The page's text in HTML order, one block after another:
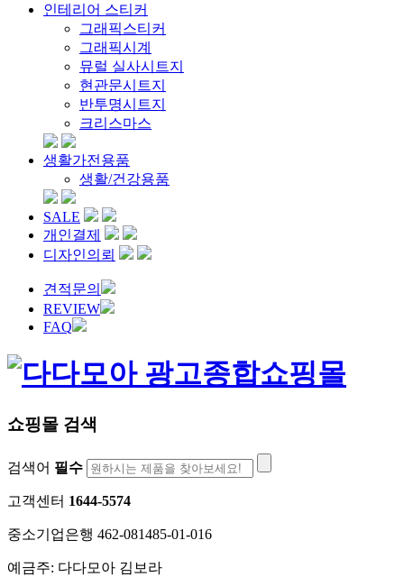
인테리어 스티커
그래픽스티커
그래픽시계
뮤럴 실사시트지
현관문시트지
반투명시트지
크리스마스
생활가전용품
생활/건강용품
SALE
개인결제
디자인의뢰
견적문의
REVIEW
FAQ
쇼핑몰 검색
검색어 필수
고객센터 1644-5574
중소기업은행 462-081485-01-016
예금주: 다다모아 김보라